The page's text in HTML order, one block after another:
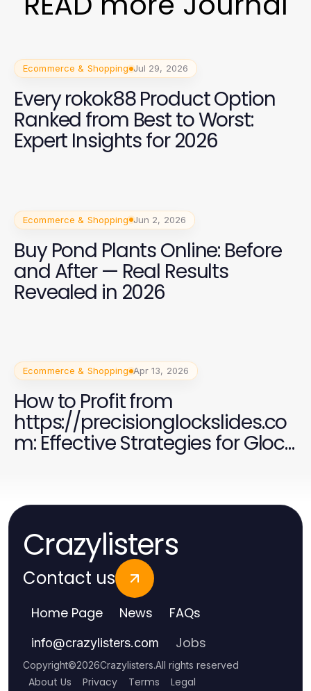
Ecommerce & Shopping Jul 29, 2026
Every rokok88 Product Option
Ranked from Best to Worst:
Expert Insights for 2026
Ecommerce & Shopping Jun 2, 2026
Buy Pond Plants Online: Before
and After — Real Results
Revealed in 2026
Ecommerce & Shopping Apr 13, 2026
How to Profit from
https://precisionglockslides.co
m: Effective Strategies for Glock
Crazylisters
Contact us
Home Page News FAQs
info@crazylisters.com Jobs
Copyright©2026Crazylisters.All rights reserved
About Us Privacy Terms Legal